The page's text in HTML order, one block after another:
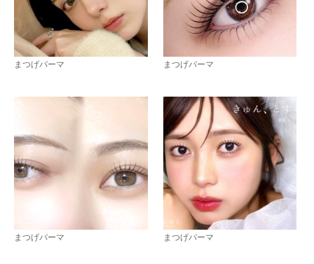
まつげパーマ まつげパーマ
まつげパーマ まつげパーマ